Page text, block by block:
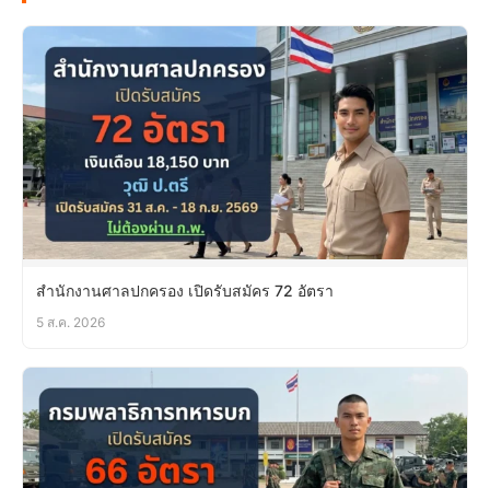
สำนักงานศาลปกครอง เปิดรับสมัคร 72 อัตรา
5 ส.ค. 2026